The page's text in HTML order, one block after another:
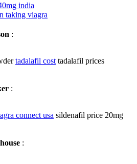
india
taking viagra
:
tadalafil cost tadalafil prices
:
connect usa sildenafil price 20mg
: